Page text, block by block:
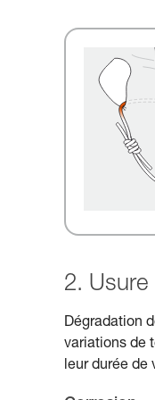
2. Usure
Dégradation
variations de
leur durée de